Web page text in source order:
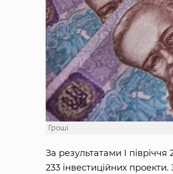
Гроші
За результатами І
233 інвестиційних